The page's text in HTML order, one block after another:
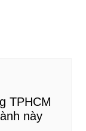
TPHCM
này